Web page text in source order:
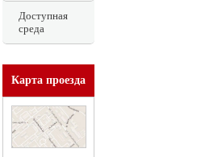
Доступная
среда
Карта проезда